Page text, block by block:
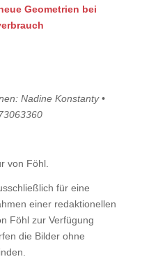
Geometrien bei
Nadine Konstanty •
von Föhl.
für eine
einer redaktionellen
Föhl zur Verfügung
die Bilder ohne